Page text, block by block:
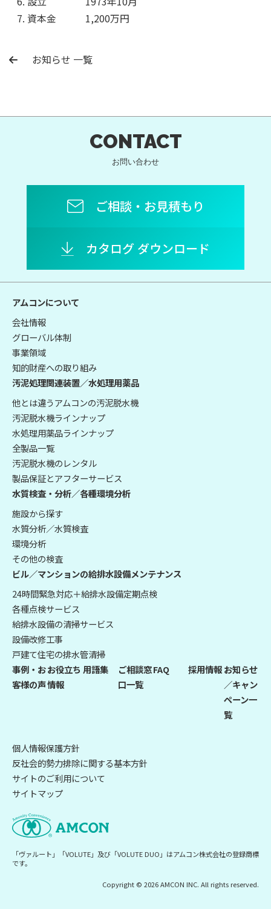
資本金 1,200万円
お知らせ 一覧
CONTACT
お問い合わせ
ご相談・お見積もり
カタログ ダウンロード
「ヴァルート」「VOLUTE」及び「VOLUTE DUO」はアムコン株式会社の登録商標
です。
アムコンについて
会社情報
グローバル体制
事業領域
知的財産への取り組み
汚泥処理関連装置／水処理用薬品
他とは違うアムコンの汚泥脱水機
汚泥脱水機ラインナップ
水処理用薬品ラインナップ
全製品一覧
汚泥脱水機のレンタル
製品保証とアフターサービス
水質検査・分析／各種環境分析
施設から探す
水質分析／水質検査
環境分析
その他の検査
ビル／マンションの給排水設備メンテナンス
24時間緊急対応＋給排水設備定期点検
各種点検サービス
給排水設備の清掃サービス
設備改修工事
戸建て住宅の排水管清掃
事例・お
客様の声
お役立ち
情報
用語集
ご相談窓
口一覧
FAQ 採用情報お知らせ
／キャン
ペーン一
覧
個人情報保護方針
反社会的勢力排除に関する基本方針
サイトのご利用について
サイトマップ
Copyright © 2026 AMCON INC. All rights reserved.